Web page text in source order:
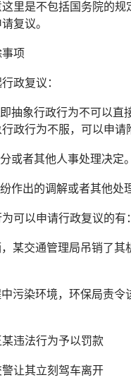
里是不包括国务院的规
复议。
项
政复议：
抽象行政行为不可以直
政行为不服，可以申请
或者其他人事处理决定。
作出的调解或者其他处
可以申请行政复议的有：
某交通管理局吊销了其
污染环境，环保局责令
违法行为予以罚款
让其立刻驾车离开